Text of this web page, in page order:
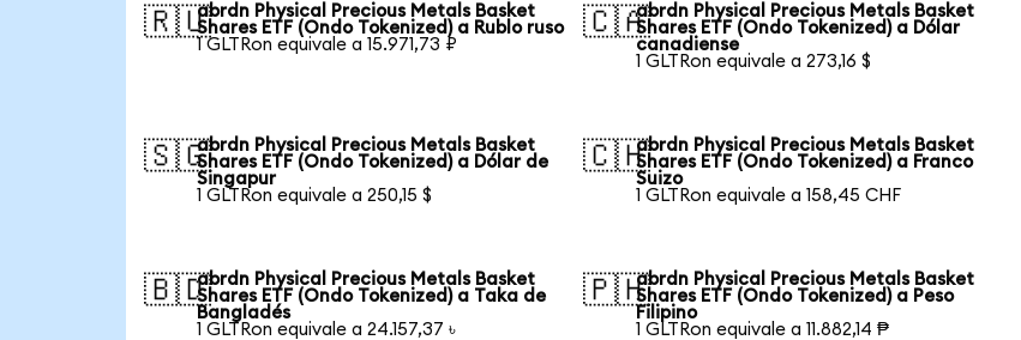
🇷🇺abrdn Physical Precious Metals Basket
Shares ETF (Ondo Tokenized) a Rublo ruso
1 GLTRon equivale a 15.971,73 ₽
🇨🇦abrdn Physical Precious Metals Basket
Shares ETF (Ondo Tokenized) a Dólar
canadiense
1 GLTRon equivale a 273,16 $
🇸🇬abrdn Physical Precious Metals Basket
Shares ETF (Ondo Tokenized) a Dólar de
Singapur
1 GLTRon equivale a 250,15 $
🇨🇭abrdn Physical Precious Metals Basket
Shares ETF (Ondo Tokenized) a Franco
Suizo
1 GLTRon equivale a 158,45 CHF
🇧🇩abrdn Physical Precious Metals Basket
Shares ETF (Ondo Tokenized) a Taka de
Bangladés
1 GLTRon equivale a 24.157,37 ৳
🇵🇭abrdn Physical Precious Metals Basket
Shares ETF (Ondo Tokenized) a Peso
Filipino
1 GLTRon equivale a 11.882,14 ₱